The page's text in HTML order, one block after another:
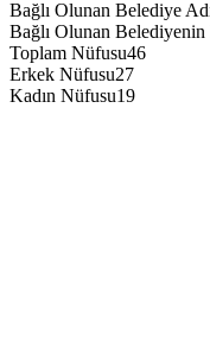
Bağlı Olunan Belediye
Bağlı Olunan
Toplam Nüfusu46
Erkek Nüfusu27
Kadın Nüfusu19